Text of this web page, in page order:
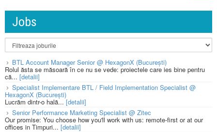
Jobs
BTL Account Manager Senior @ HexagonX (București)
Rolul ăsta se măsoară în ce nu se vede: proiectele care ies bine pentru
că... [detalii]
Specialist Implementare BTL / Field Implementation Specialist @
HexagonX (București)
Lucrăm dintr-o hală...[detalii]
Senior Performance Marketing Specialist @ Zitec
Our promise: You choose how you'll work with us: remote-first or at our
offices in Timpuri... [detalii]